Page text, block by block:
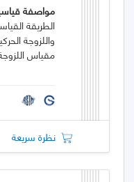
مواصفة
الطريقة
واللزوجة
مقياس
نظرة سريعة